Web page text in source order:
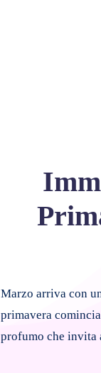
Marzo arriva con
primavera
profumo che invita